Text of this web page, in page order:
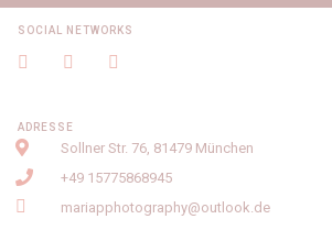
ADRESSE
Sollner Str. 76, 81479 München
+49 15775868945
mariapphotography@outlook.de
SOCIAL NETWORKS